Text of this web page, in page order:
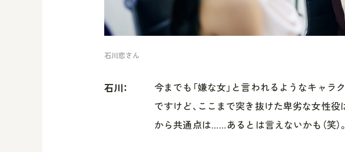
石川恋さん
石川：
今までも「嫌な女」と言われるようなキャラ
ですけど、ここまで突き抜けた卑劣な女性
から共通点は……あるとは言えないかも（笑）。